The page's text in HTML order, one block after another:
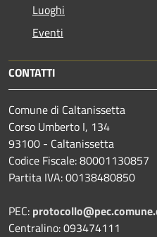
Luoghi
Eventi
CONTATTI
Comune di Caltanissetta
Corso Umberto I, 134
93100 - Caltanissetta
Codice Fiscale: 80001130857
Partita IVA: 00138480850
PEC:
Centralino: 093474111